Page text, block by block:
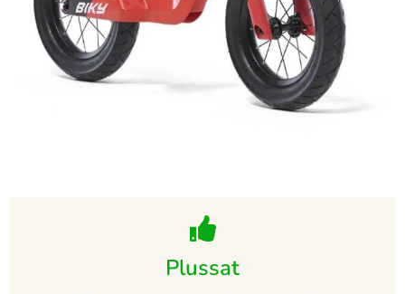
Plussat